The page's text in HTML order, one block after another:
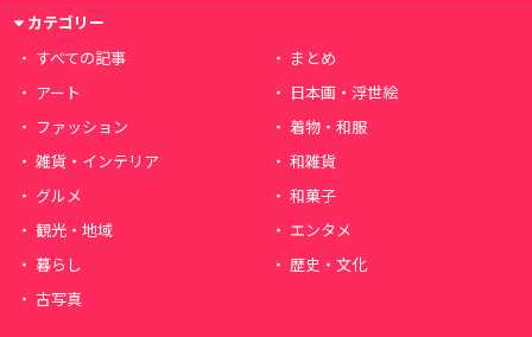
カテゴリー
すべての記事
まとめ
アート
日本画・浮世絵
ファッション
着物・和服
雑貨・インテリア
和雑貨
グルメ
和菓子
観光・地域
エンタメ
暮らし
歴史・文化
古写真